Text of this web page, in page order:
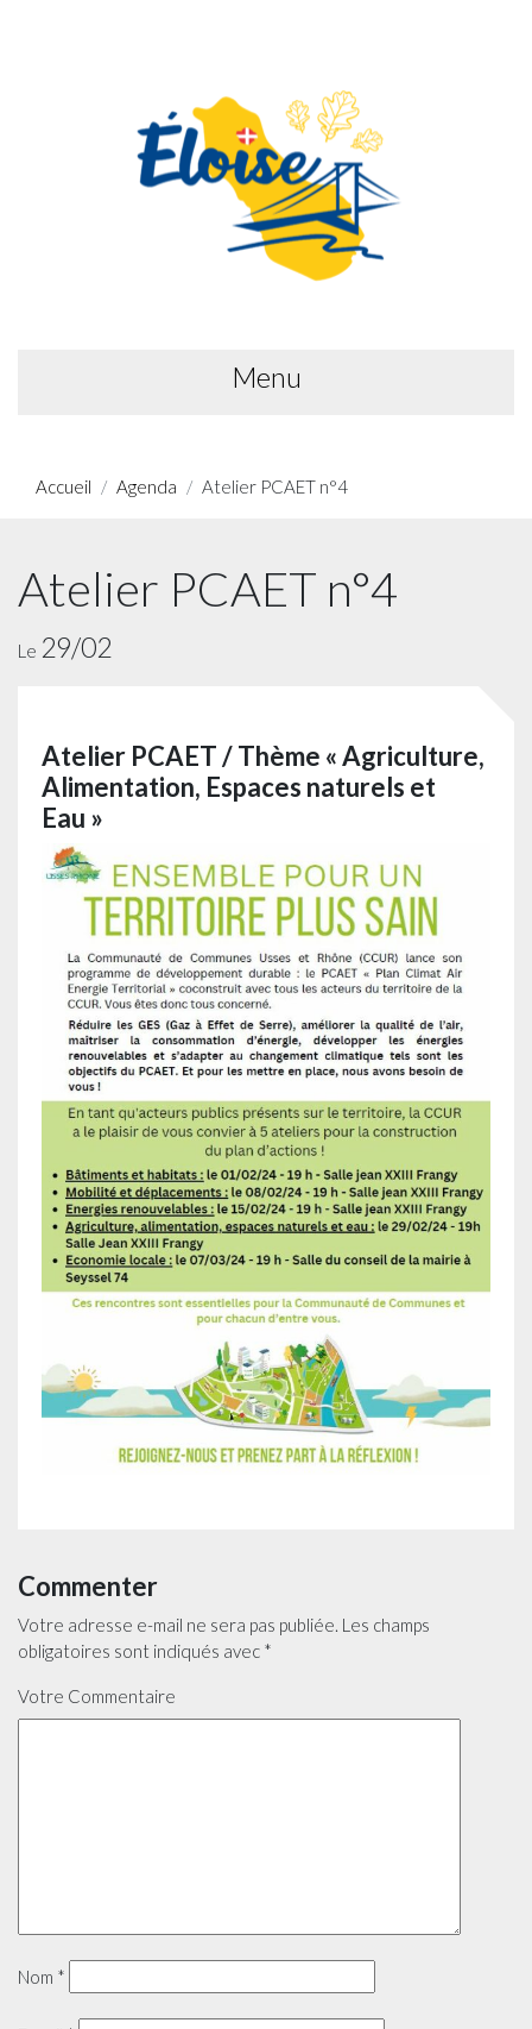
Menu
Accueil Agenda Atelier PCAET n°4
Atelier PCAET n°4
Le 29/02
Atelier PCAET / Thème « Agriculture,
Alimentation, Espaces naturels et
Eau »
Commenter
Votre adresse e-mail ne sera pas publiée. Les champs
obligatoires sont indiqués avec *
Votre Commentaire
Nom *